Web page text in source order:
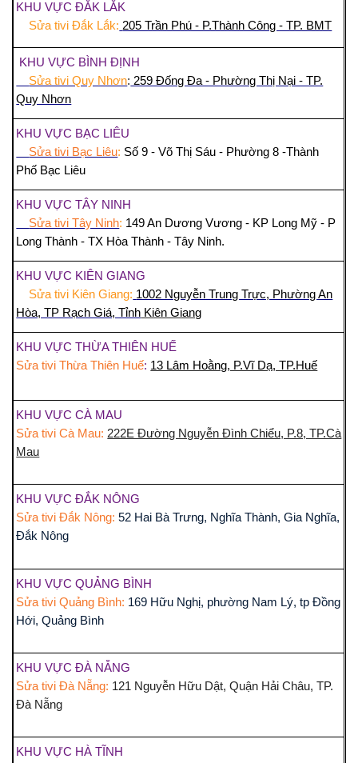
KHU VỰC ĐẮK LẮK
Sửa tivi Đắk Lắk: 205 Trần Phú - P.Thành Công - TP. BMT
KHU VỰC BÌNH ĐỊNH
Sửa tivi Quy Nhơn: 259 Đống Đa - Phường Thị Nại - TP.
Quy Nhơn
KHU VỰC BẠC LIÊU
Sửa tivi Bạc Liêu: Số 9 - Võ Thị Sáu - Phường 8 -Thành
Phố Bạc Liêu
KHU VỰC TÂY NINH
Sửa tivi Tây Ninh: 149 An Dương Vương - KP Long Mỹ - P
Long Thành - TX Hòa Thành - Tây Ninh.
KHU VỰC KIÊN GIANG
Sửa tivi Kiên Giang: 1002 Nguyễn Trung Trực, Phường An
Hòa, TP Rạch Giá, Tỉnh Kiên Giang
KHU VỰC THỪA THIÊN HUẾ
Sửa tivi Thừa Thiên Huế: 13 Lâm Hoằng, P.Vĩ Dạ, TP.Huế
KHU VỰC CÀ MAU
Sửa tivi Cà Mau: 222E Đường Nguyễn Đình Chiểu, P.8, TP.Cà
Mau
KHU VỰC ĐẮK NÔNG
Sửa tivi Đắk Nông: 52 Hai Bà Trưng, Nghĩa Thành, Gia Nghĩa,
Đắk Nông
KHU VỰC QUẢNG BÌNH
Sửa tivi Quảng Bình: 169 Hữu Nghị, phường Nam Lý, tp Đồng
Hới, Quảng Bình
KHU VỰC ĐÀ NẴNG
Sửa tivi Đà Nẵng: 121 Nguyễn Hữu Dật, Quận Hải Châu, TP.
Đà Nẵng
KHU VỰC HÀ TĨNH